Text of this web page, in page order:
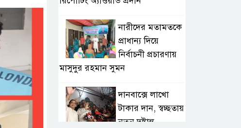
নারীদের মতামতকে
প্রাধান্য দিয়ে
নির্বাচনী প্রচারণায়
মাসুদুর রহমান সুমন
দানবাক্সে লাখো
টাকার দান, স্বচ্ছতায়
নতুন দৃষ্টান্ত